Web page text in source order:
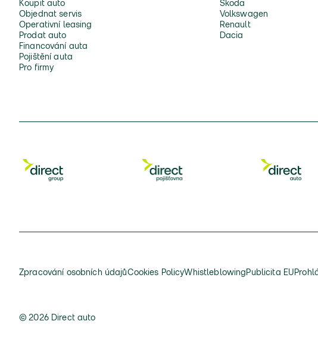
Koupit auto
Objednat servis
Operativní leasing
Prodat auto
Financování auta
Pojištění auta
Pro firmy
Škoda
Volkswagen
Renault
Dacia
Zpracování osobních údajůCookies PolicyWhistleblowing Publicita EU
© 2026 Direct auto